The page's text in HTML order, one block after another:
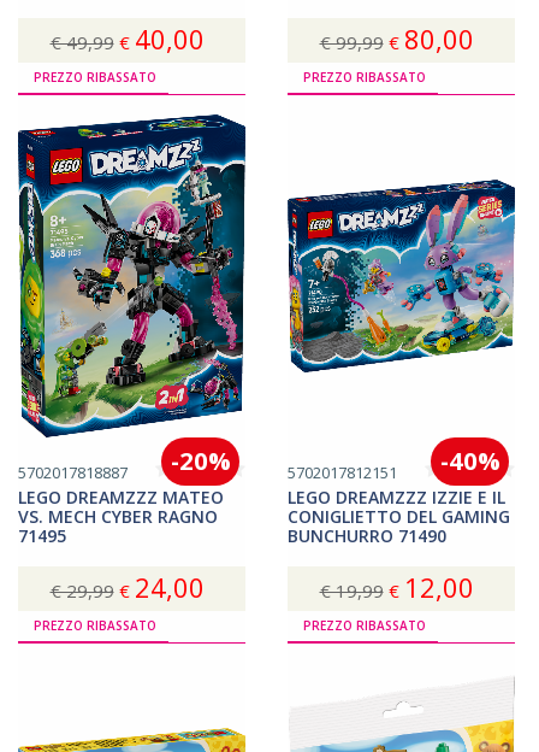
€ 49,99€ 40,00
Acquista
€ 99,99€ 80,00
Acquista
PREZZO RIBASSATO
5702017818887
LEGO DREAMZZZ MATEO
VS. MECH CYBER RAGNO
71495
€ 29,99€ 24,00
-20%
Acquista
PREZZO RIBASSATO
5702017812151
LEGO DREAMZZZ IZZIE E IL
CONIGLIETTO DEL GAMING
BUNCHURRO 71490
€ 19,99€ 12,00
-40%
Acquista
PREZZO RIBASSATO PREZZO RIBASSATO